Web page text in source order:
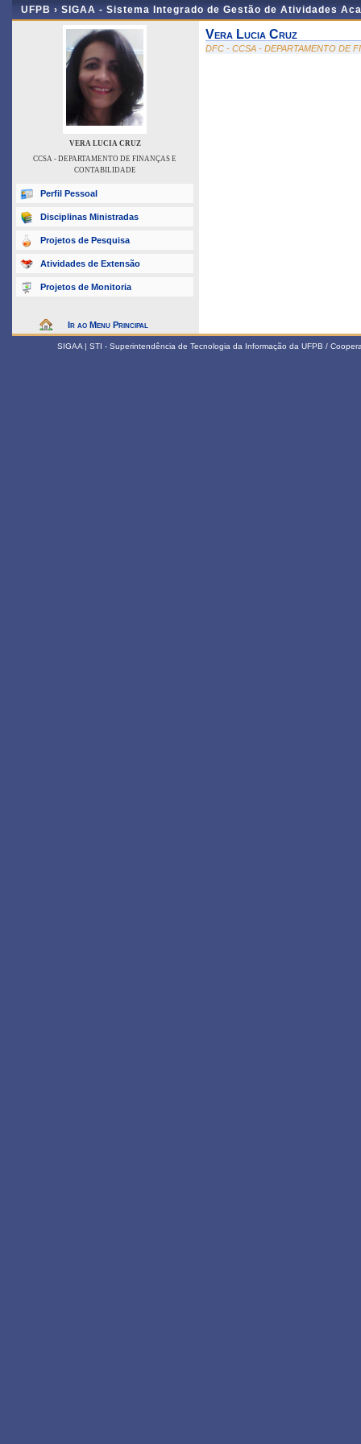
UFPB › SIGAA - Sistema Integrado de Gestão de Atividades
VERA LUCIA CRUZ
CCSA - DEPARTAMENTO DE FINANÇAS E
CONTABILIDADE
Perfil Pessoal
Disciplinas Ministradas
Projetos de Pesquisa
Atividades de Extensão
Projetos de Monitoria
Ir ao Menu Principal
Vera Lucia Cruz
DFC - CCSA - DEPARTAMENTO DE
SIGAA | STI - Superintendência de Tecnologia da Informação da UFPB /